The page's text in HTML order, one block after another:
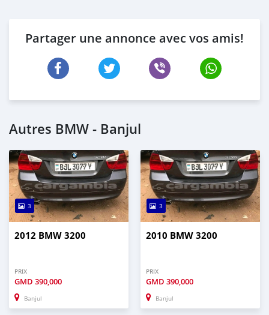
Partager une annonce avec vos amis!
Autres BMW - Banjul
3
2012 BMW 3200
PRIX
GMD 390,000
Banjul
3
2010 BMW 3200
PRIX
GMD 390,000
Banjul